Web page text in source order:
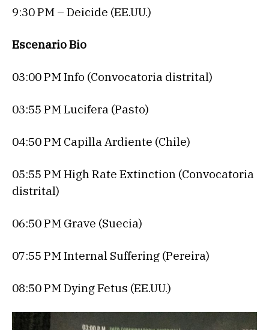
9:30 PM – Deicide (EE.UU.)
Escenario Bio
03:00 PM Info (Convocatoria distrital)
03:55 PM Lucifera (Pasto)
04:50 PM Capilla Ardiente (Chile)
05:55 PM High Rate Extinction (Convocatoria
distrital)
06:50 PM Grave (Suecia)
07:55 PM Internal Suffering (Pereira)
08:50 PM Dying Fetus (EE.UU.)